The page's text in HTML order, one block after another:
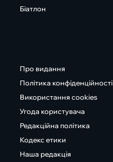
Біатлон
Про видання
Політика конфіденційності
Використання cookies
Угода користувача
Редакційна політика
Кодекс етики
Наша редакція